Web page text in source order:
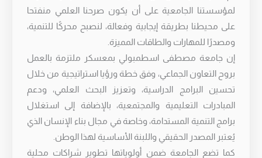
لمؤسستنا الجامعية على أن يكون صرحنا العلمي منفتحا
على محيطنا بطريقة إيجابية وفعالة، لنصبح محركًا للتنمية،
ومصدرًا للمهارات والطاقات المميزة.
إن جامعة مصطفى اسطمبولي بمعسكر ملتزمة بالعمل
بروح التعاون الجماعي، وفق خطة ورؤيا استراتيجية من خلال
تحسين البرامج الدراسية، وتعزيز البحث العلمي، ودعم
المبادرات التعليمية والمجتمعية، بالإضافة إلى استغلال
برامج التنمية المستدامة، وخاصة في مجال بناء الإنسان الذي
يُعتبر المصدر الحقيقي واللبنة الأساسية لهذا الوطن.
كما تضع الجامعة ضمن أولوياتها تطوير شراكات محلية